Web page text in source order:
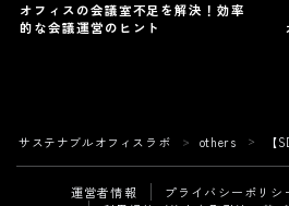
オフィスの会議室不足を解決！効率
的な会議運営のヒント
サステナブルオフィスラボ ＞ others ＞ 【
運営者情報 プライバシーポリシ